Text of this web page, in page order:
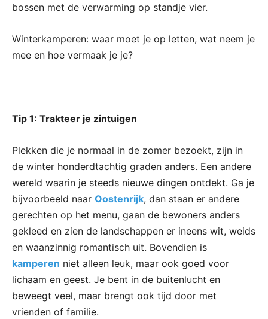
bossen met de verwarming op standje vier.
Winterkamperen: waar moet je op letten, wat neem je
mee en hoe vermaak je je?
Tip 1: Trakteer je zintuigen
Plekken die je normaal in de zomer bezoekt, zijn in
de winter honderdtachtig graden anders. Een andere
wereld waarin je steeds nieuwe dingen ontdekt. Ga je
bijvoorbeeld naar Oostenrijk, dan staan er andere
gerechten op het menu, gaan de bewoners anders
gekleed en zien de landschappen er ineens wit, weids
en waanzinnig romantisch uit. Bovendien is
kamperen niet alleen leuk, maar ook goed voor
lichaam en geest. Je bent in de buitenlucht en
beweegt veel, maar brengt ook tijd door met
vrienden of familie.